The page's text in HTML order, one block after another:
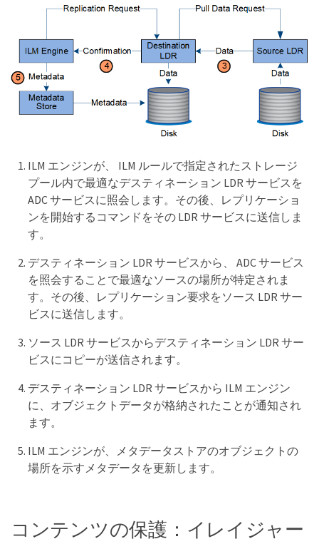
ILM エンジンが、 ILM ルールで指定されたストレージ
プール内で最適なデスティネーション LDR サービスを
ADC サービスに照会します。その後、レプリケーショ
ンを開始するコマンドをその LDR サービスに送信しま
す。
デスティネーション LDR サービスから、 ADC サービス
を照会することで最適なソースの場所が特定されま
す。その後、レプリケーション要求をソース LDR サー
ビスに送信します。
ソース LDR サービスからデスティネーション LDR サー
ビスにコピーが送信されます。
デスティネーション LDR サービスから ILM エンジン
に、オブジェクトデータが格納されたことが通知され
ます。
ILM エンジンが、メタデータストアのオブジェクトの
場所を示すメタデータを更新します。
コンテンツの保護：イレイジャー